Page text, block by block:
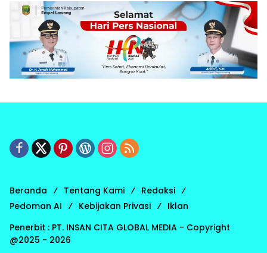
Beranda Tentang Kami
Redaksi
Pedoman AI
Kebijakan Privasi
Iklan
Penerbit : PT. INSAN CITA GLOBAL MEDIA - Copyright
@2025 - 2026